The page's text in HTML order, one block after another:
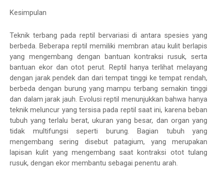
Kesimpulan
Teknik terbang pada reptil bervariasi di antara spesies yang
berbeda. Beberapa reptil memiliki membran atau kulit berlapis
yang mengembang dengan bantuan kontraksi rusuk, serta
bantuan ekor dan otot perut. Reptil hanya terlihat melayang
dengan jarak pendek dan dari tempat tinggi ke tempat rendah,
berbeda dengan burung yang mampu terbang semakin tinggi
dan dalam jarak jauh. Evolusi reptil menunjukkan bahwa hanya
teknik meluncur yang tersisa pada reptil saat ini, karena beban
tubuh yang terlalu berat, ukuran yang besar, dan organ yang
tidak multifungsi seperti burung. Bagian tubuh yang
mengembang sering disebut patagium, yang merupakan
lapisan kulit yang mengembang saat kontraksi otot tulang
rusuk, dengan ekor membantu sebagai penentu arah.